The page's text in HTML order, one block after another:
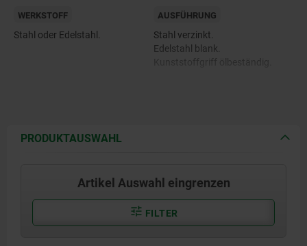
WERKSTOFF
Stahl oder Edelstahl.
AUSFÜHRUNG
Stahl verzinkt.
Edelstahl blank.
PRODUKTAUSWAHL
Artikel Auswahl eingrenzen
FILTER